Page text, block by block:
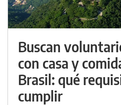
Buscan
con casa y
Brasil: qué
cumplir